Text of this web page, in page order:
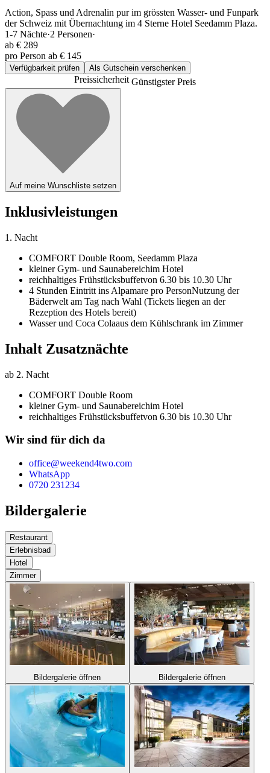
Action, Spass und Adrenalin pur im grössten Wasser- und Funpark
der Schweiz mit Übernachtung im 4 Sterne Hotel Seedamm Plaza.
1-7 Nächte·2 Personen·
ab € 289
pro Person ab € 145
Verfügbarkeit prüfen Als Gutschein verschenken
PreissicherheitGünstigster Preis
Auf meine Wunschliste setzen
Inklusivleistungen
1. Nacht
COMFORT Double Room, Seedamm Plaza
kleiner Gym- und Saunabereichim Hotel
reichhaltiges Frühstücksbuffetvon 6.30 bis 10.30 Uhr
4 Stunden Eintritt ins Alpamare pro PersonNutzung der
Bäderwelt am Tag nach Wahl (Tickets liegen an der
Rezeption des Hotels bereit)
Wasser und Coca Colaaus dem Kühlschrank im Zimmer
Inhalt Zusatznächte
ab 2. Nacht
COMFORT Double Room
kleiner Gym- und Saunabereichim Hotel
reichhaltiges Frühstücksbuffetvon 6.30 bis 10.30 Uhr
Wir sind für dich da
office@weekend4two.com
WhatsApp
0720 231234
Bildergalerie
Restaurant
Erlebnisbad
Hotel
Zimmer
Bildergalerie öffnen Bildergalerie öffnen